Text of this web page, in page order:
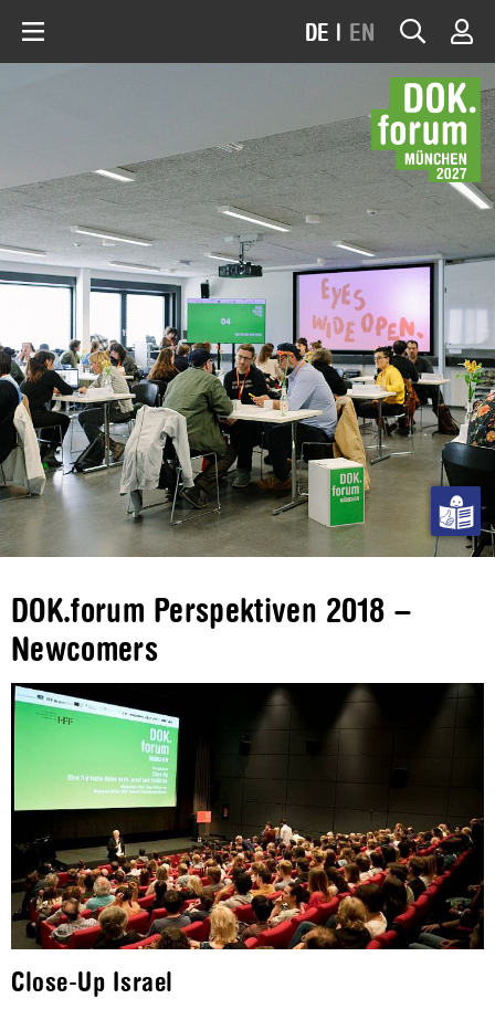
DE | EN
DOK.forum Perspektiven 2018 –
Newcomers
Close-Up Israel